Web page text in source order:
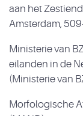
aan het
Amsterdam,
Ministerie van
eilanden in de
(Ministerie van
Morfologische